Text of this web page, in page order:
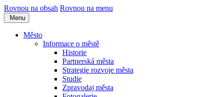
Rovnou na obsah Rovnou na menu
Menu
Město
Informace o městě
Historie
Partnerská města
Strategie rozvoje města
Studie
Zpravodaj města